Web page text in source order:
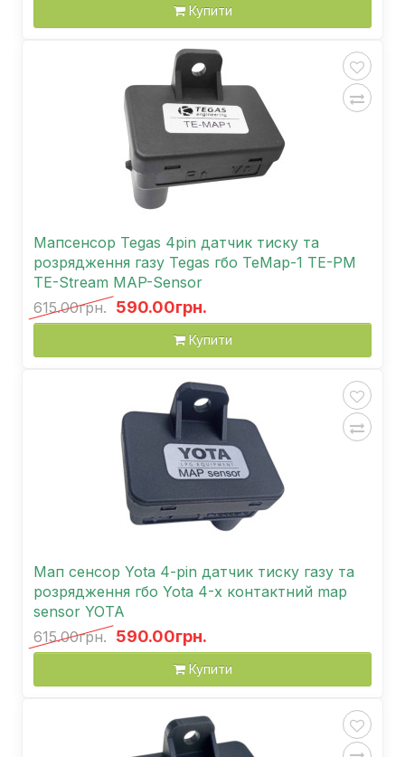
Купити
Мапсенсор Tegas 4pin датчик тиску та
розрядження газу Tegas гбо TeMap-1 TE-PM
TE-Stream MAP-Sensor
615.00грн. 590.00грн.
Купити
Мап сенсор Yota 4-pin датчик тиску газу та
розрядження гбо Yota 4-х контактний map
sensor YOTA
615.00грн. 590.00грн.
Купити